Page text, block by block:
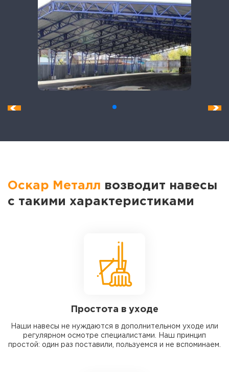
Оскар Металл возводит навесы
с такими характеристиками
Простота в уходе
Наши навесы не нуждаются в дополнительном уходе или
регулярном осмотре специалистами. Наш принцип
простой: один раз поставили, пользуемся и не вспоминаем.